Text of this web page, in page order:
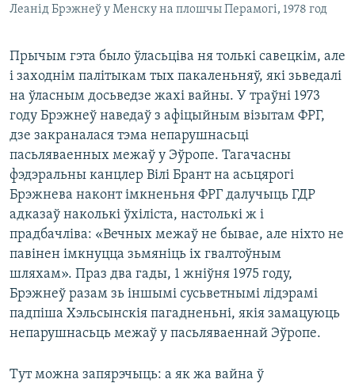
Леанід Брэжнеў у Менску на плошчы Перамогі, 1978 год
Прычым гэта было ўласьціва ня толькі савецкім, але
і заходнім палітыкам тых пакаленьняў, які зьведалі
на ўласным досьведзе жахі вайны. У траўні 1973
году Брэжнеў наведаў з афіцыйным візытам ФРГ,
дзе закраналася тэма непарушнасьці
пасьляваенных межаў у Эўропе. Тагачасны
фэдэральны канцлер Вілі Брант на асьцярогі
Брэжнева наконт імкненьня ФРГ далучыць ГДР
адказаў наколькі ўхіліста, настолькі ж і
прадбачліва: «Вечных межаў не бывае, але ніхто не
павінен імкнуцца зьмяніць іх гвалтоўным
шляхам». Праз два гады, 1 жніўня 1975 году,
Брэжнеў разам зь іншымі сусьветнымі лідэрамі
падпіша Хэльсынскія пагадненьні, якія замацуюць
непарушнасьць межаў у пасьляваеннай Эўропе.
Тут можна запярэчыць: а як жа вайна ў